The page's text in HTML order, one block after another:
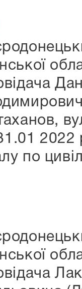
2022
по